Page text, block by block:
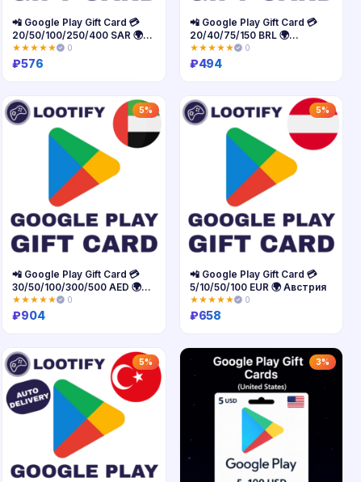
📲 Google Play Gift Card 💳
20/50/100/250/400 SAR 🌍
KSA
★★★★★ 0
₽576
📲 Google Play Gift Card 💳
20/40/75/150 BRL 🌍
Бразилия
★★★★★ 0
₽494
5%
📲 Google Play Gift Card 💳
30/50/100/300/500 AED 🌍
UAE
★★★★★ 0
₽904
5%
Купить
📲 Google Play Gift Card 💳
5/10/50/100 EUR 🌍 Австрия
★★★★★ 0
₽658
5% 3%